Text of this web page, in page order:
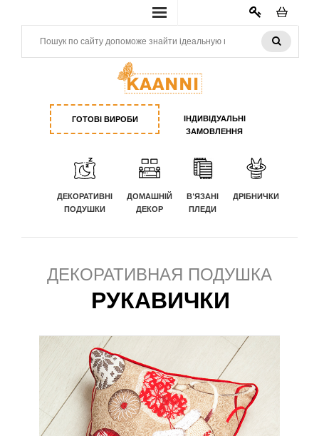
КАБИНЕТ
ГОТОВІ ВИРОБИ
ІНДИВІДУАЛЬНІ
ЗАМОВЛЕННЯ
ДЕКОРАТИВНІ
ПОДУШКИ
ДОМАШНІЙ
ДЕКОР
В'ЯЗАНІ
ПЛЕДИ
ДРІБНИЧКИ
ДЕКОРАТИВНАЯ ПОДУШКА
РУКАВИЧКИ